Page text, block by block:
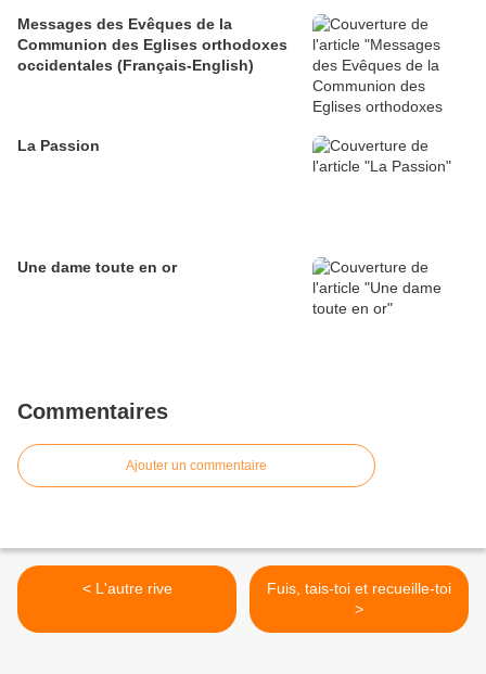
Messages des Evêques de la
Communion des Eglises orthodoxes
occidentales (Français-English)
La Passion
Une dame toute en or
Commentaires
Ajouter un commentaire
< L'autre rive
Fuis, tais-toi et recueille-toi
>